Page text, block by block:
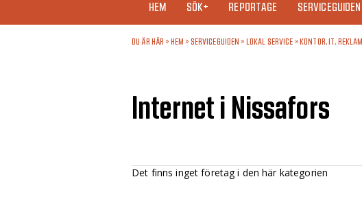
HEM SÖK+ REPORTAGE SERVICEGUIDEN
DU ÄR HÄR » HEM » SERVICEGUIDEN » LOKAL SERVICE » KONTOR, IT, REKLAM
Internet i Nissafors
Det finns inget företag i den här kategorien